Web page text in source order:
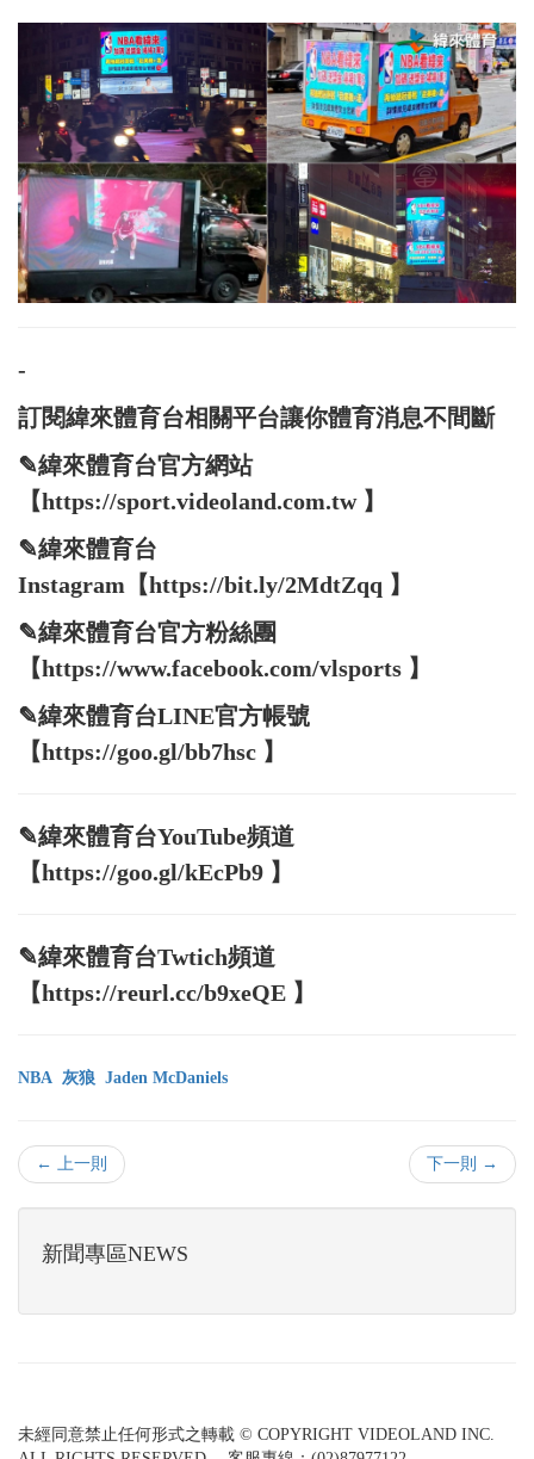
-
訂閱緯來體育台相關平台讓你體育消息不間斷
✎緯來體育台官方網站
【https://sport.videoland.com.tw 】
✎緯來體育台
Instagram【https://bit.ly/2MdtZqq 】
✎緯來體育台官方粉絲團
【https://www.facebook.com/vlsports 】
✎緯來體育台LINE官方帳號
【https://goo.gl/bb7hsc 】
✎緯來體育台YouTube頻道
【https://goo.gl/kEcPb9 】
✎緯來體育台Twtich頻道
【https://reurl.cc/b9xeQE 】
NBA 灰狼 Jaden McDaniels
← 上一則 下一則 →
新聞專區NEWS
未經同意禁止任何形式之轉載 © COPYRIGHT VIDEOLAND INC.